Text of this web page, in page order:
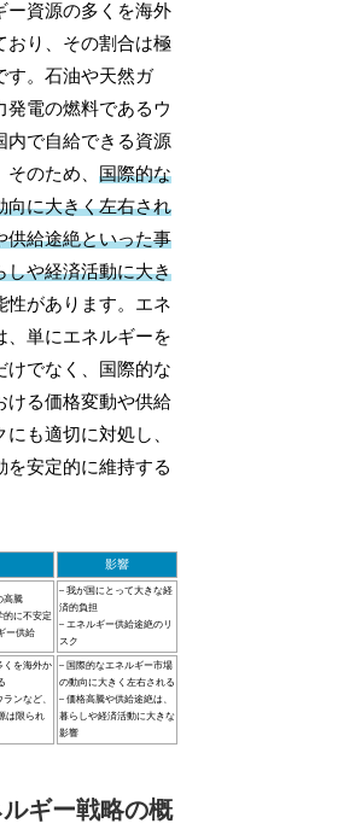
ー資源の多くを海外
おり、その割合は極
す。石油や天然ガ
発電の燃料であるウ
内で自給できる資源
そのため、国際的な
向に大きく左右され
供給途絶といった事
しや経済活動に大き
性があります。エネ
、単にエネルギーを
けでなく、国際的な
ける価格変動や供給
も適切に対処し、
を安定的に維持する
影響
高騰
的に不安定
ー供給
– 我が国にとって大きな経
済的負担
– エネルギー供給途絶のリ
スク
くを海外か
ンなど、
は限られ
– 国際的なエネルギー市場
の動向に大きく左右される
– 価格高騰や供給途絶は、
暮らしや経済活動に大きな
影響
ギー戦略の概